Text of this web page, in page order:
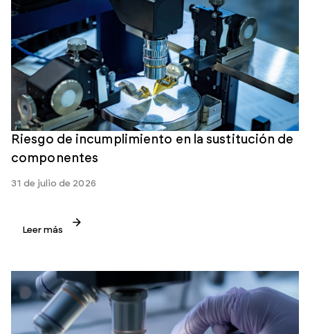
Riesgo de incumplimiento en la sustitución de
componentes
31 de julio de 2026
Leer más